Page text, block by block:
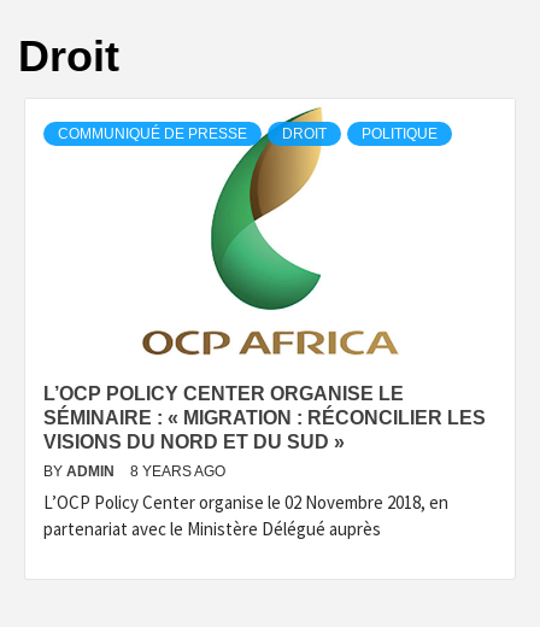
Droit
COMMUNIQUÉ DE PRESSE DROIT POLITIQUE
L’OCP POLICY CENTER ORGANISE LE
SÉMINAIRE : « MIGRATION : RÉCONCILIER LES
VISIONS DU NORD ET DU SUD »
BY ADMIN 8 YEARS AGO
L’OCP Policy Center organise le 02 Novembre 2018, en
partenariat avec le Ministère Délégué auprès